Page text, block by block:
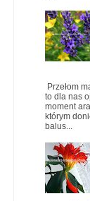
Przełom
to dla nas
moment
którym
balus...